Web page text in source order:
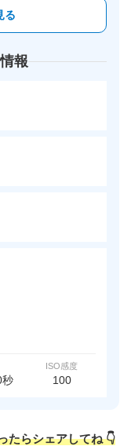
る
報
秒
ISO感度
100
たらシェアしてね 👇